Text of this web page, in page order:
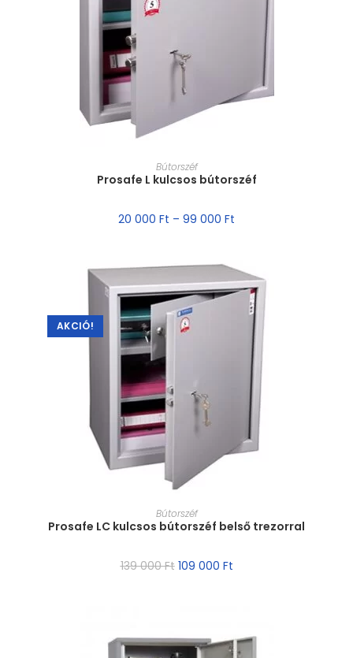
MÉRET VÁLASZTÁSA
Bútorszéf
Prosafe L kulcsos bútorszéf
20 000 Ft – 99 000 Ft
AKCIÓ!
MÉRET VÁLASZTÁSA
Bútorszéf
Prosafe LC kulcsos bútorszéf belső trezorral
139 000Ft 109 000 Ft